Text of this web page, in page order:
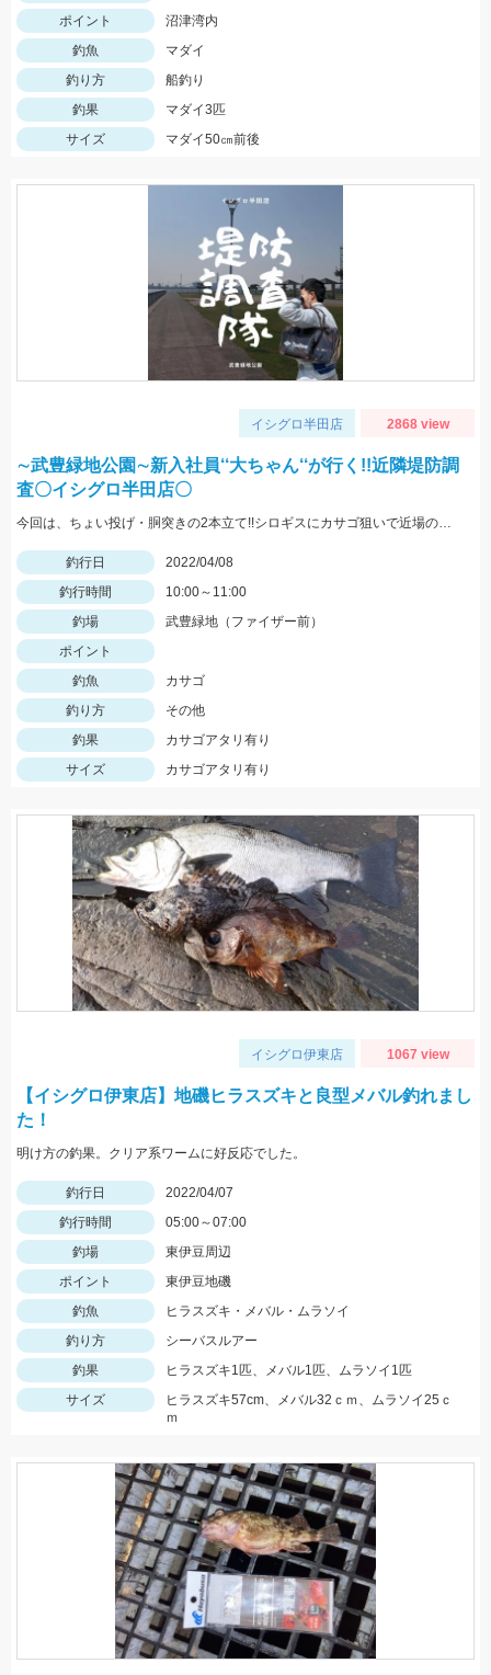
ポイント
沼津湾内
釣魚
マダイ
釣り方
船釣り
釣果
マダイ3匹
サイズ
マダイ50㎝前後
イシグロ半田店 2868 view
∼武豊緑地公園∼新入社員‘‘大ちゃん‘‘が行く!!近隣堤防調
査〇イシグロ半田店〇
今回は、ちょい投げ・胴突きの2本立て!!シロギスにカサゴ狙いで近場の武豊緑地公園（ファイザー前）に行って来ましたよ!!!!
釣行日
2022/04/08
釣行時間
10:00～11:00
釣場
武豊緑地（ファイザー前）
ポイント
釣魚
カサゴ
釣り方
その他
釣果
カサゴアタリ有り
サイズ
カサゴアタリ有り
イシグロ伊東店 1067 view
【イシグロ伊東店】地磯ヒラスズキと良型メバル釣れまし
た！
明け方の釣果。クリア系ワームに好反応でした。
釣行日
2022/04/07
釣行時間
05:00～07:00
釣場
東伊豆周辺
ポイント
東伊豆地磯
釣魚
ヒラスズキ・メバル・ムラソイ
釣り方
シーバスルアー
釣果
ヒラスズキ1匹、メバル1匹、ムラソイ1匹
サイズ
ヒラスズキ57cm、メバル32ｃｍ、ムラソイ25ｃ
ｍ